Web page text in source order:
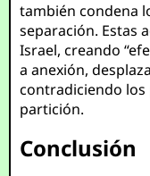
también condena
separación. Estas
Israel, creando
a anexión,
contradiciendo
partición.
Conclusión